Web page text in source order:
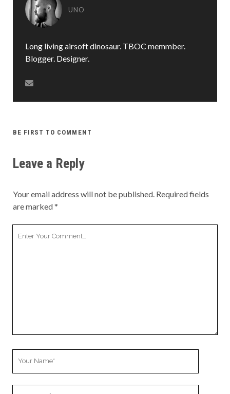
UNO
Long living airsoft dinosaur. TBOC memmber.
Blogger. Designer.
BE FIRST TO COMMENT
Leave a Reply
Your email address will not be published. Required fields
are marked*